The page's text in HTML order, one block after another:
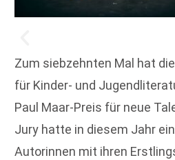
Zum siebzehnten Mal hat
für Kinder- und
Paul Maar-Preis für neue
Jury hatte in diesem Jahr
Autorinnen mit ihren